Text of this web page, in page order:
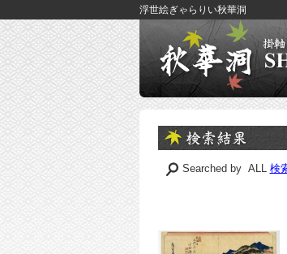
浮世絵ぎゃらりい秋華洞
Searched by ALL 検